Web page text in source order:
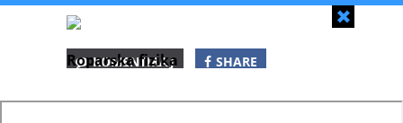
Roparska fizika
KOMENTIRAJ SHARE
SHARE SHARE
Zapri